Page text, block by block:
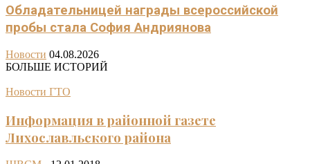
Обладательницей награды всероссийской
пробы стала София Андриянова
Новости 04.08.2026
БОЛЬШЕ ИСТОРИЙ
Новости ГТО
Информация в районной газете
Лихославльского района